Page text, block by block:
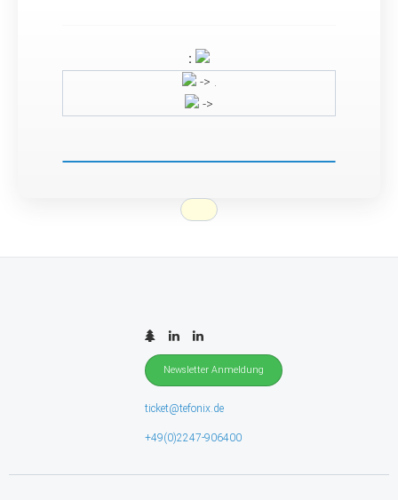
:
-> .
->
Newsletter Anmeldung
ticket@tefonix.de
+49(0)2247-906400